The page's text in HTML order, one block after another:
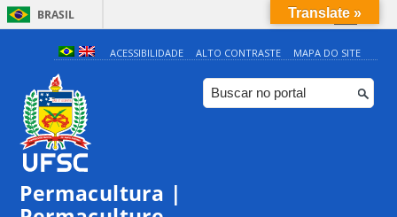
BRASIL
Simplifique!
Comunica BR
Participe
ACESSIBILIDADE ALTO CONTRASTE MAPA DO SITE
Permacultura |
Translate »